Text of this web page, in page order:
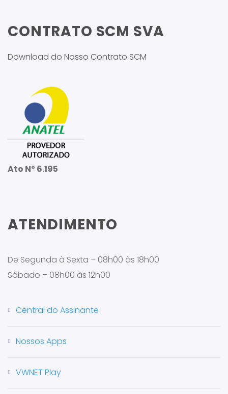
CONTRATO SCM SVA
Download do Nosso Contrato SCM
Ato Nº 6.195
ATENDIMENTO
De Segunda à Sexta – 08h00 às 18h00
Sábado – 08h00 às 12h00
Central do Assinante
Nossos Apps
VWNET Play